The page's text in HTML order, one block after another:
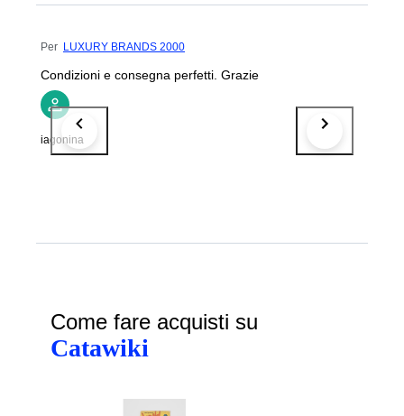
Per LUXURY BRANDS 2000
Condizioni e consegna perfetti. Grazie
iagonina
Come fare acquisti su
Catawiki